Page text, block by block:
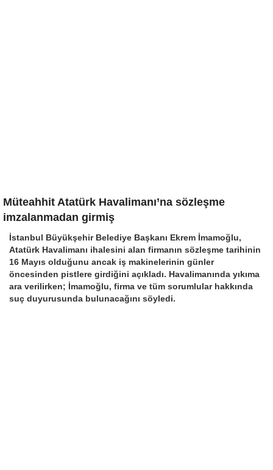
Müteahhit Atatürk Havalimanı’na sözleşme
imzalanmadan girmiş
İstanbul Büyükşehir Belediye Başkanı Ekrem İmamoğlu,
Atatürk Havalimanı ihalesini alan firmanın sözleşme tarihinin
16 Mayıs olduğunu ancak iş makinelerinin günler
öncesinden pistlere girdiğini açıkladı. Havalimanında yıkıma
ara verilirken; İmamoğlu, firma ve tüm sorumlular hakkında
suç duyurusunda bulunacağını söyledi.